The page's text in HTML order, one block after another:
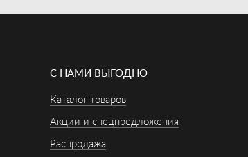
С НАМИ ВЫГОДНО
Каталог товаров
Акции и спецпредложения
Распродажа